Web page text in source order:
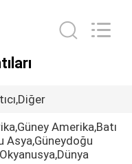
Amerika,Batı
Asya,Güneydoğu